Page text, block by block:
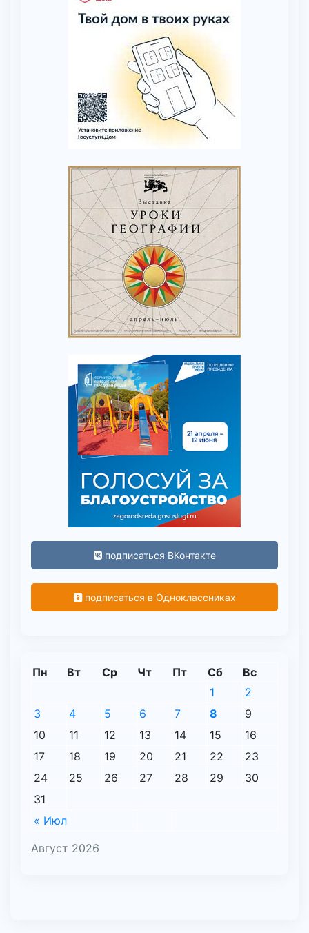
подписаться ВКонтакте
подписаться в Одноклассниках
Август 2026
Пн Вт Ср Чт Пт Сб Вс
« Июл
1
2
3
4 5 6 7 8
9
10
11 12 13 14 15
16
17
18 19 20 21 22
23
24
25 26 27 28 29
30
31